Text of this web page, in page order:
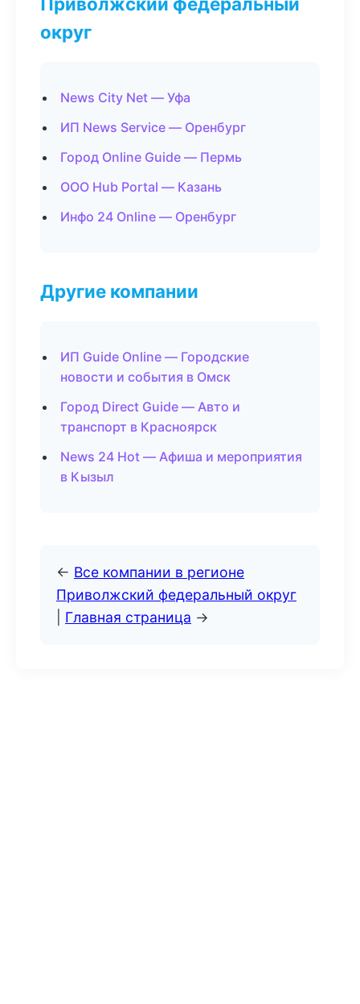
округ
News City Net — Уфа
ИП News Service — Оренбург
Город Online Guide — Пермь
ООО Hub Portal — Казань
Инфо 24 Online — Оренбург
Другие компании
ИП Guide Online — Городские
новости и события в Омск
Город Direct Guide — Авто и
транспорт в Красноярск
News 24 Hot — Афиша и мероприятия
в Кызыл
← Все компании в регионе
Приволжский федеральный округ
Главная страница →